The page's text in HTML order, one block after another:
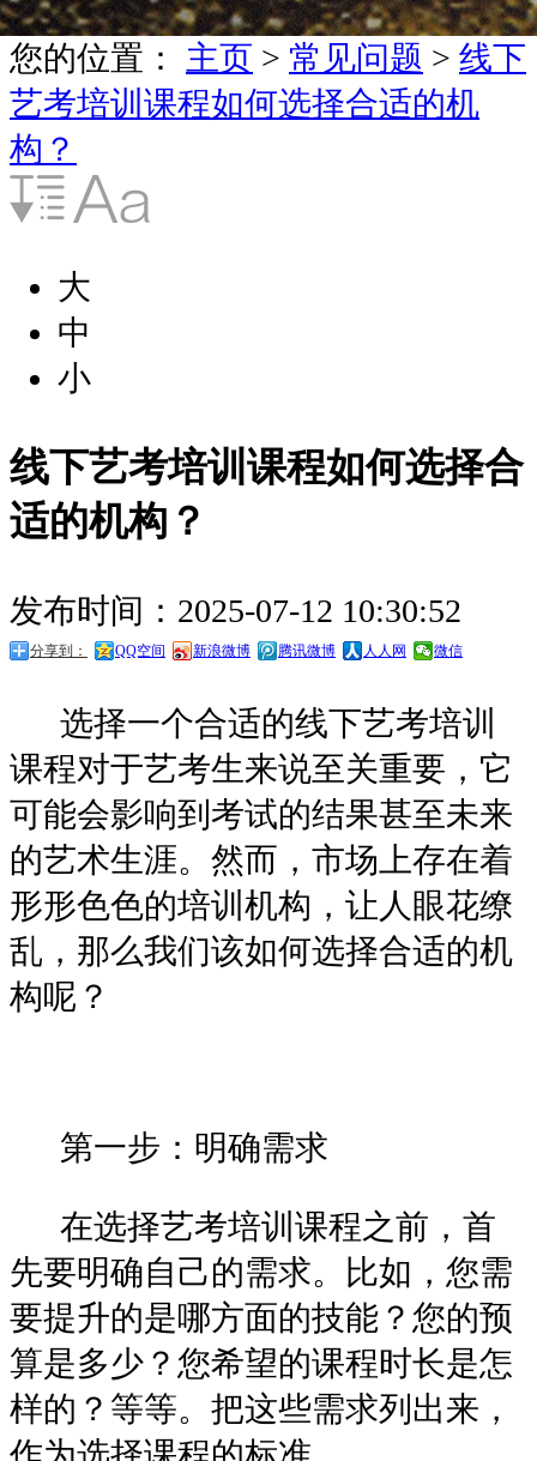
您的位置： 主页 > 常见问题 > 线下
艺考培训课程如何选择合适的机
构？
大
中
小
线下艺考培训课程如何选择合
适的机构？
发布时间：2025-07-12 10:30:52
分享到： QQ空间 新浪微博 腾讯微博 人人网 微信
选择一个合适的线下艺考培训
课程对于艺考生来说至关重要，它
可能会影响到考试的结果甚至未来
的艺术生涯。然而，市场上存在着
形形色色的培训机构，让人眼花缭
乱，那么我们该如何选择合适的机
构呢？
第一步：明确需求
在选择艺考培训课程之前，首
先要明确自己的需求。比如，您需
要提升的是哪方面的技能？您的预
算是多少？您希望的课程时长是怎
样的？等等。把这些需求列出来，